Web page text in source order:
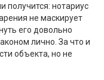
получится: нотариус
не маскирует
его довольно
лично. За что и
объекта, но не